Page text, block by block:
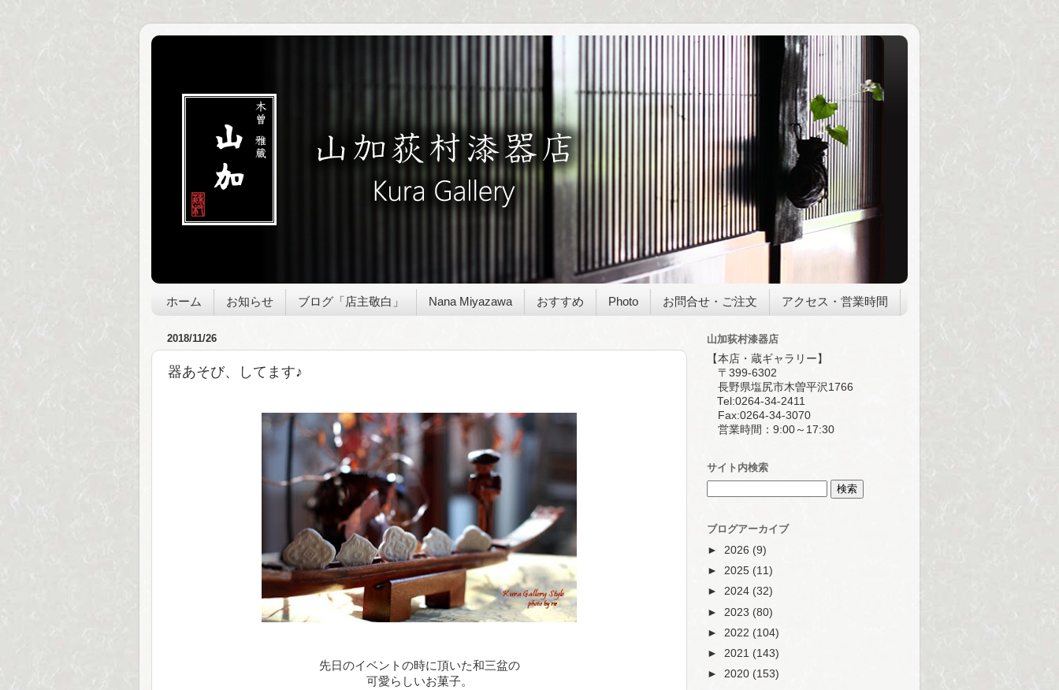
ホーム お知らせ ブログ「店主敬白」 Nana Miyazawa おすすめ Photo お問合せ・ご注文 アクセス・営業時間
2018/11/26
器あそび、してます♪
先日のイベントの時に頂いた和三盆の
可愛らしいお菓子。
山加荻村漆器店
【本店・蔵ギャラリー】
〒399-6302
長野県塩尻市木曽平沢1766
Tel:0264-34-2411
Fax:0264-34-3070
営業時間：9:00～17:30
サイト内検索
ブログアーカイブ
► 2026 (9)
► 2025 (11)
► 2024 (32)
► 2023 (80)
► 2022 (104)
► 2021 (143)
► 2020 (153)